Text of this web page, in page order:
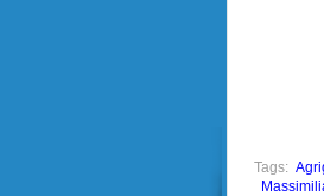
Tags: